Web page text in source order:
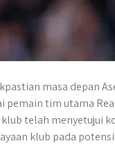
masa depan
pemain tim utama
telah menyetujui
klub pada